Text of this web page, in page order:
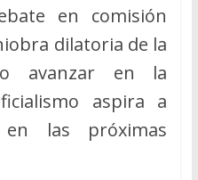
en comisión
dilatoria de la
avanzar en la
aspira a
las próximas